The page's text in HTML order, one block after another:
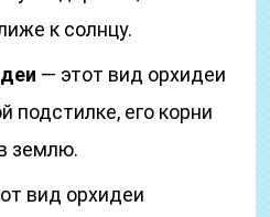
к солнцу.
— этот вид орхидеи
подстилке, его корни
землю.
вид орхидеи